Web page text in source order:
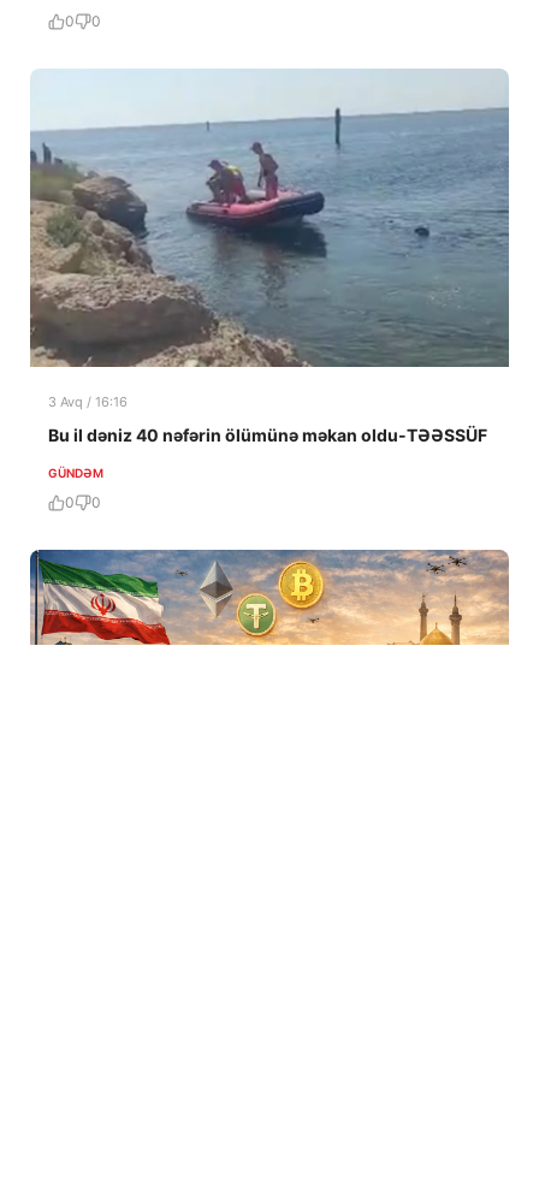
0 0
3 Avq / 16:16
Bu il dəniz 40 nəfərin ölümünə məkan oldu-TƏƏSSÜF
GÜNDƏM
0 0